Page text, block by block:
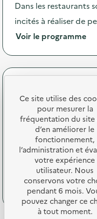
e
d
e
m
u
n
c
a
t
i
o
n
s
u
r
l
a
p
r
é
a
c
t
n
:
L
r
a
c
,
ç
a
m
’
e
m
b
a
l
Dans les restaurants
incités à réaliser de
Voir le programme
p
s
d
e
l
'
a
c
t
i
o
n
:
S
Sensibilisation +
liés aux PAC (Phase 2)
MERTZWILLER
Dans la continuité
nous lançons une
Voir le programme(
à
p
r
Ce site utilise des
pour mesurer la
fréquentation du site
d’en améliorer le
fonctionnement,
l’administration et
votre expérience
utilisateur. Nous
conservons votre
pendant 6 mois.
pouvez changer ce
à tout moment.